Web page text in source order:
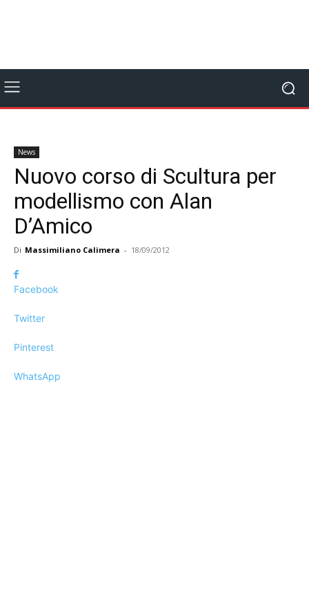
News
Nuovo corso di Scultura per
modellismo con Alan
D’Amico
Di Massimiliano Calimera - 18/09/2012
Facebook
Twitter
Pinterest
WhatsApp